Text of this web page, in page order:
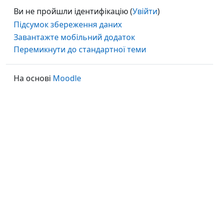
Ви не пройшли ідентифікацію (Увійти)
Підсумок збереження даних
Завантажте мобільний додаток
Перемикнути до стандартної теми
На основі Moodle